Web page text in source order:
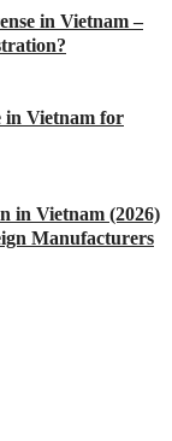
in Vietnam –
in Vietnam for
in Vietnam (2026)
Manufacturers